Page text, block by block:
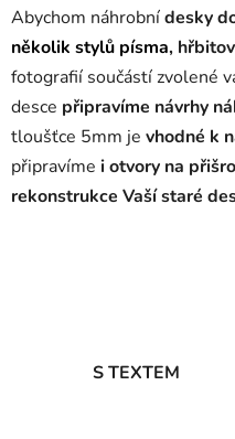
Abychom náhrobnídesky
několik stylů písma,
fotografií součástí zvolené
desce připravíme návrhy
tloušťce 5mm je vhodné k
připravíme i otvory na
rekonstrukce Vaší staré
S TEXTEM